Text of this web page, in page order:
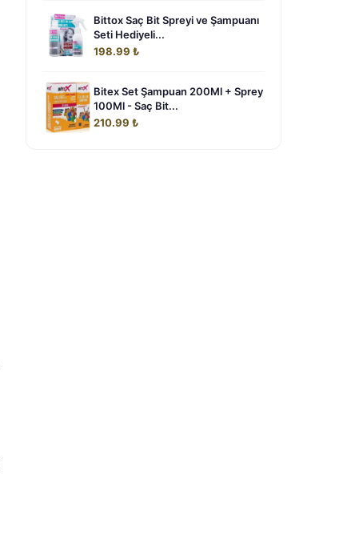
Bittox Saç Bit Spreyi ve Şampuanı
Seti Hediyeli...
198.99 ₺
Bitex Set Şampuan 200Ml + Sprey
100Ml - Saç Bit...
210.99 ₺